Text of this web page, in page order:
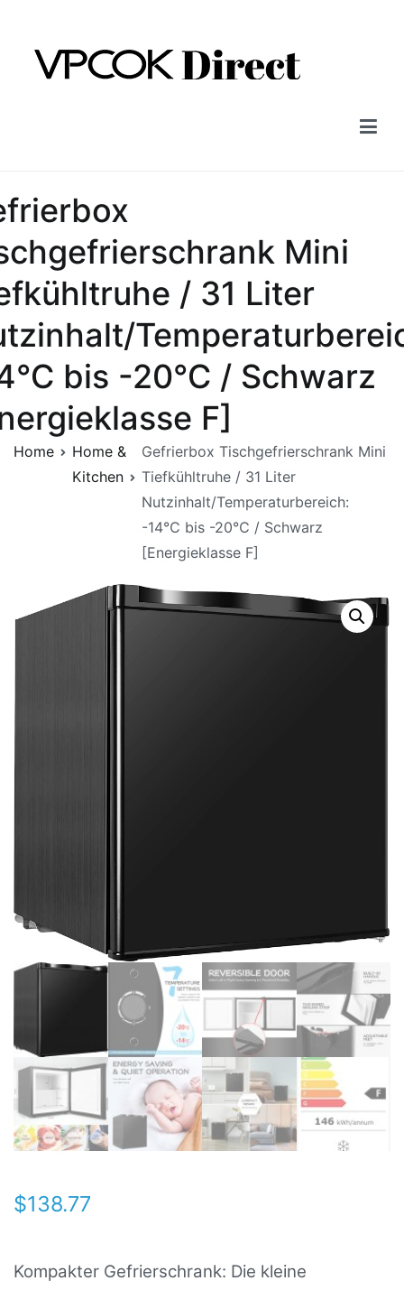
content
Mini
/ 31 Liter
bis -20℃ / Schwarz
F]
Home
Home &
Kitchen
Gefrierbox Tischgefrierschrank Mini
Tiefkühltruhe / 31 Liter
Nutzinhalt/Temperaturbereich:
-14℃ bis -20℃ / Schwarz
[Energieklasse F]
$138.77
Kompakter Gefrierschrank: Die kleine